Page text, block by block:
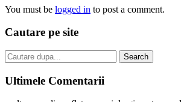
You must be logged in to post a comment.
Cautare pe site
Ultimele Comentarii